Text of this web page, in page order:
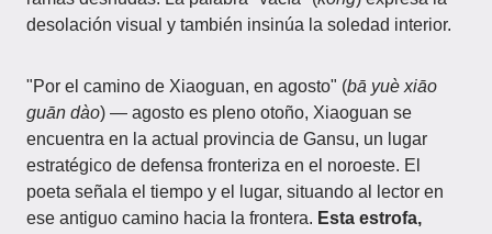
desolación visual y también insinúa la soledad interior.
"Por el camino de Xiaoguan, en agosto" (bā yuè xiāo
guān dào) — agosto es pleno otoño, Xiaoguan se
encuentra en la actual provincia de Gansu, un lugar
estratégico de defensa fronteriza en el noroeste. El
poeta señala el tiempo y el lugar, situando al lector en
ese antiguo camino hacia la frontera. Esta estrofa,